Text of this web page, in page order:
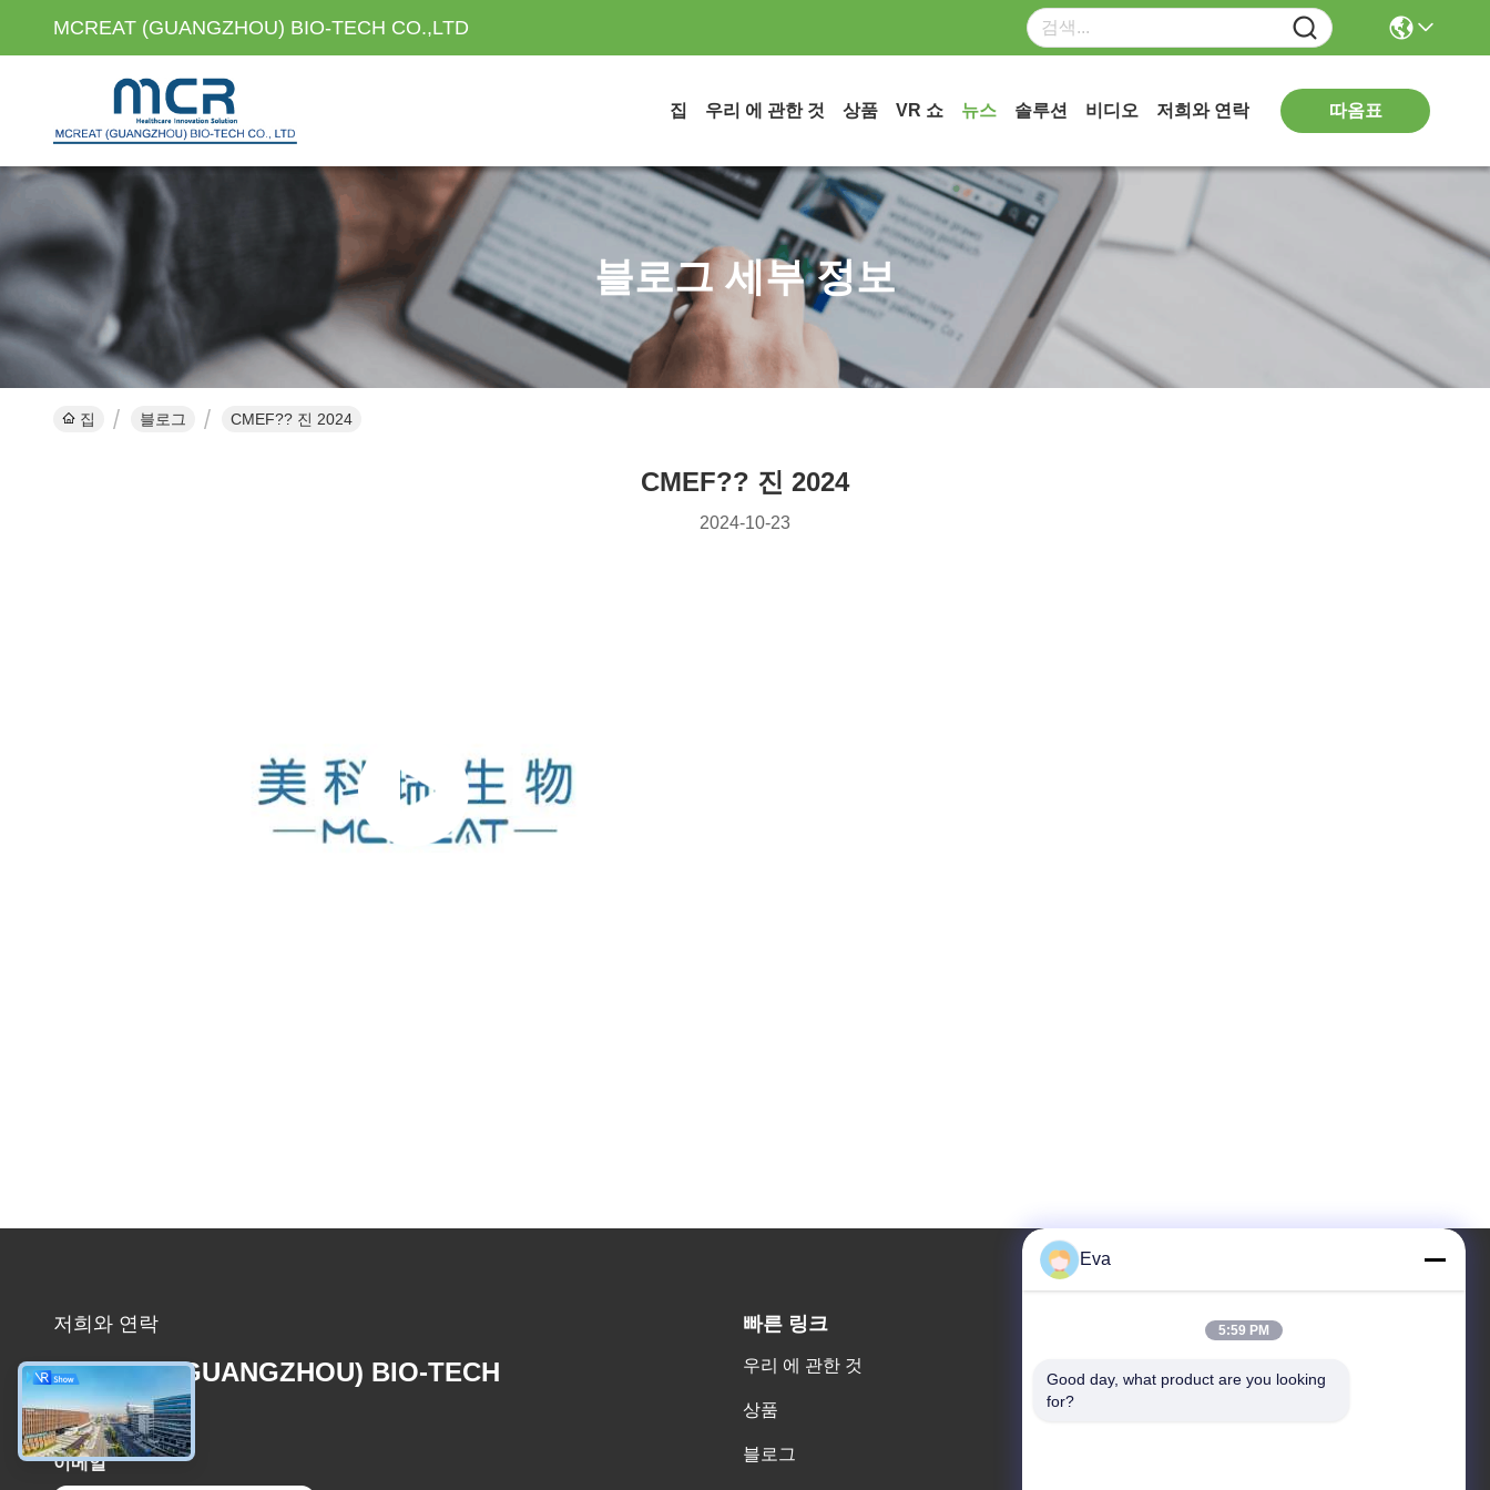
MCREAT (GUANGZHOU) BIO-TECH CO.,LTD
집 우리 에 관한 것 상품 VR 쇼 뉴스 솔루션 비디오 저희와 연락 따옴표
블로그 세부 정보
집 블로그 CMEF?? 진 2024
CMEF?? 진 2024
2024-10-23
저희와 연락
MCREAT (GUANGZHOU) BIO-TECH
CO.,LTD
이메일
빠른 링크
우리 에 관한 것
상품
블로그
3층, B15 후아추앙 산업구역, 진산 룬, 시지 타운, 판유
Eva
5:59 PM
Good day, what product are you looking
for?